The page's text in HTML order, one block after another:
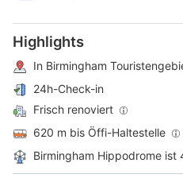
Highlights
In Birmingham
24h-Check-in
Frisch renoviert
620 m bis Öffi-Haltestelle
Birmingham Hippodrome